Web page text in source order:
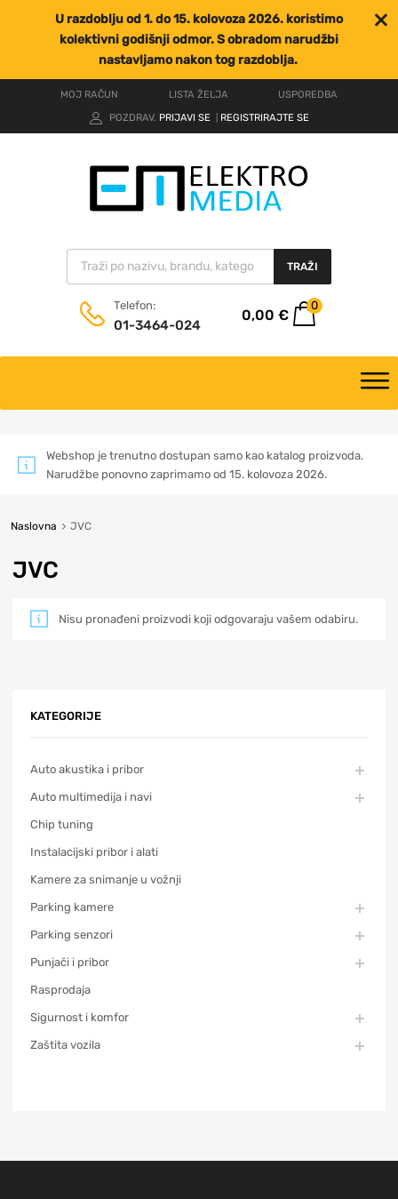
U razdoblju od 1. do 15. kolovoza 2026. koristimo
kolektivni godišnji odmor. S obradom narudžbi
nastavljamo nakon tog razdoblja.
MOJ RAČUN LISTA ŽELJA
USPOREDBA
POZDRAV. PRIJAVI SE REGISTRIRAJTE SE
TRAŽI
Telefon:
01-3464-024
0,00 €
0
Webshop je trenutno dostupan samo kao katalog proizvoda.
Narudžbe ponovno zaprimamo od 15. kolovoza 2026.
Naslovna JVC
JVC
Nisu pronađeni proizvodi koji odgovaraju vašem odabiru.
KATEGORIJE
Auto akustika i pribor
Auto multimedija i navi
Chip tuning
Instalacijski pribor i alati
Kamere za snimanje u vožnji
Parking kamere
Parking senzori
Punjači i pribor
Rasprodaja
Sigurnost i komfor
Zaštita vozila